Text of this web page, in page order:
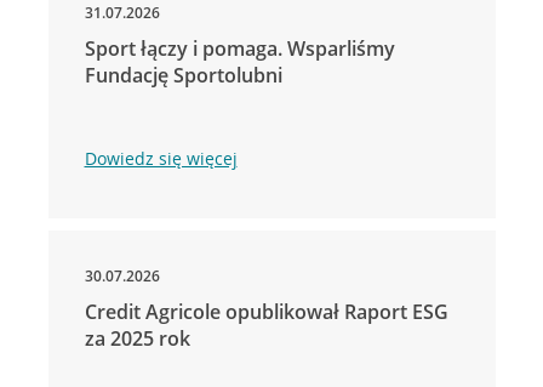
31.07.2026
Sport łączy i pomaga. Wsparliśmy
Fundację Sportolubni
Dowiedz się więcej
30.07.2026
Credit Agricole opublikował Raport ESG
za 2025 rok